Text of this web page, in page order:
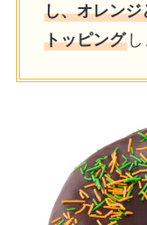
し、オレンジ
トッピングし